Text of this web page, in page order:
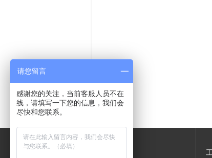
请您留言
感谢您的关注，当前客服人员不在
线，请填写一下您的信息，我们会
尽快和您联系。